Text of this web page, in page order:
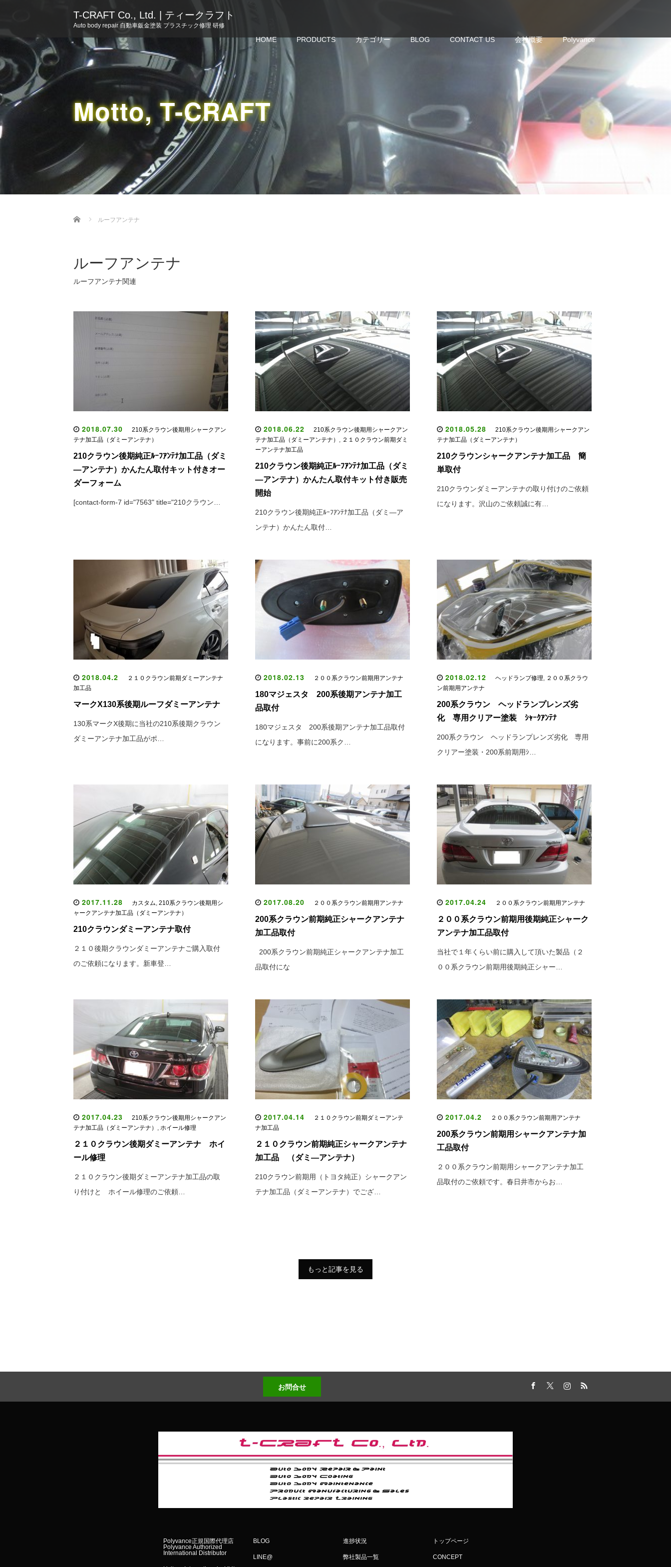
T-CRAFT Co., Ltd. | ティークラフト
Auto body repair 自動車鈑金塗装 プラスチック修理 研修
HOME PRODUCTS カテゴリー BLOG CONTACT US 会社概要 Polyvance
Motto, T-CRAFT
Home ルーフアンテナ
ルーフアンテナ
ルーフアンテナ関連
2018.07.30
210系クラウン後期用シャークアン
テナ加工品（ダミーアンテナ）
210クラウン後期純正ﾙｰﾌｱﾝﾃﾅ加工品（ダミ
―アンテナ）かんたん取付キット付きオー
ダーフォーム
[contact-form-7 id="7563" title="210クラウン…
2018.06.22
210系クラウン後期用シャークアン
テナ加工品（ダミーアンテナ） , ２１０クラウン前期ダミ
ーアンテナ加工品
210クラウン後期純正ﾙｰﾌｱﾝﾃﾅ加工品（ダミ
―アンテナ）かんたん取付キット付き販売
開始
210クラウン後期純正ﾙｰﾌｱﾝﾃﾅ加工品（ダミ―ア
ンテナ）かんたん取付…
2018.05.28
210系クラウン後期用シャークアン
テナ加工品（ダミーアンテナ）
210クラウンシャークアンテナ加工品 簡
単取付
210クラウンダミーアンテナの取り付けのご依頼
になります。沢山のご依頼誠に有…
2018.04.2
２１０クラウン前期ダミーアンテナ
加工品
マークX130系後期ルーフダミーアンテナ
130系マークX後期に当社の210系後期クラウン
ダミーアンテナ加工品がポ…
2018.02.13 ２００系クラウン前期用アンテナ
180マジェスタ 200系後期アンテナ加工
品取付
180マジェスタ 200系後期アンテナ加工品取付
になります。事前に200系ク…
2018.02.12 ヘッドランプ修理, ２００系クラウ
ン前期用アンテナ
200系クラウン ヘッドランプレンズ劣
化 専用クリアー塗装 ｼｬｰｸｱﾝﾃﾅ
200系クラウン ヘッドランプレンズ劣化 専用
クリアー塗装・200系前期用ｼ…
2017.11.28 カスタム, 210系クラウン後期用シ
ャークアンテナ加工品（ダミーアンテナ）
210クラウンダミーアンテナ取付
２１０後期クラウンダミーアンテナご購入取付
のご依頼になります。新車登…
2017.08.20 ２００系クラウン前期用アンテナ
200系クラウン前期純正シャークアンテナ
加工品取付
200系クラウン前期純正シャークアンテナ加工
品取付にな
2017.04.24 ２００系クラウン前期用アンテナ
２００系クラウン前期用後期純正シャーク
アンテナ加工品取付
当社で１年くらい前に購入して頂いた製品（２
００系クラウン前期用後期純正シャー…
2017.04.23
210系クラウン後期用シャークアン
テナ加工品（ダミーアンテナ） , ホイール修理
２１０クラウン後期ダミーアンテナ ホイ
ール修理
２１０クラウン後期ダミーアンテナ加工品の取
り付けと ホイール修理のご依頼…
2017.04.14
２１０クラウン前期ダミーアンテ
ナ加工品
２１０クラウン前期純正シャークアンテナ
加工品 （ダミ―アンテナ）
210クラウン前期用（トヨタ純正）シャークアン
テナ加工品（ダミーアンテナ）でござ…
2017.04.2 ２００系クラウン前期用アンテナ
200系クラウン前期用シャークアンテナ加
工品取付
２００系クラウン前期用シャークアンテナ加工
品取付のご依頼です。春日井市からお…
もっと記事を見る
お問合せ InstagramRSS
Polyvance正規国際代理店
Polyvance Authorized
International Distributor
BLOG
LINE@
進捗状況
弊社製品一覧
トップページ
CONCEPT